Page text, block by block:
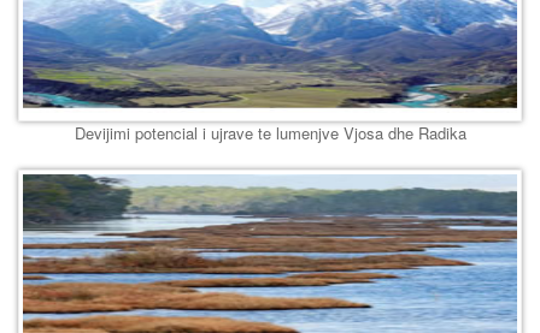
Devijimi potencial i ujrave te lumenjve Vjosa dhe Radika